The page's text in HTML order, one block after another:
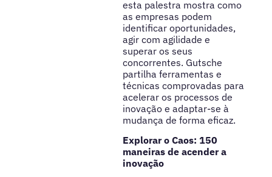
esta palestra mostra como
as empresas podem
identificar oportunidades,
agir com agilidade e
superar os seus
concorrentes. Gutsche
partilha ferramentas e
técnicas comprovadas para
acelerar os processos de
inovação e adaptar-se à
mudança de forma eficaz.
Explorar o Caos: 150
maneiras de acender a
inovação